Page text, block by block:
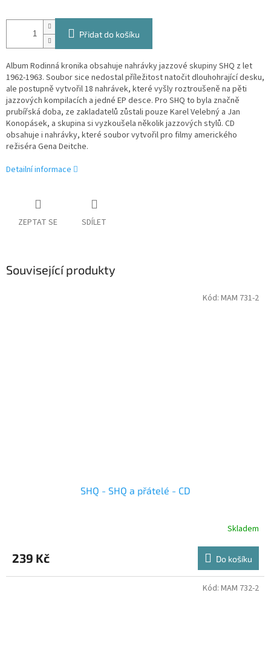
Přidat do košíku
Album Rodinná kronika obsahuje nahrávky jazzové skupiny SHQ z let
1962-1963. Soubor sice nedostal příležitost natočit dlouhohrající desku,
ale postupně vytvořil 18 nahrávek, které vyšly roztroušeně na pěti
jazzových kompilacích a jedné EP desce. Pro SHQ to byla značně
prubířská doba, ze zakladatelů zůstali pouze Karel Velebný a Jan
Konopásek, a skupina si vyzkoušela několik jazzových stylů. CD
obsahuje i nahrávky, které soubor vytvořil pro filmy amerického
režiséra Gena Deitche.
Detailní informace
ZEPTAT SE SDÍLET
Související produkty
SHQ - SHQ a přátelé - CD
Skladem
239 Kč Do košíku
Kód: MAM 731-2
Kód: MAM 732-2